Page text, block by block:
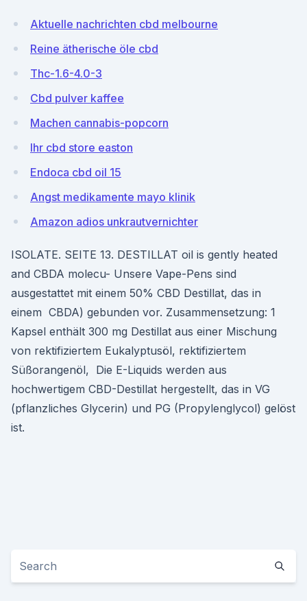
Aktuelle nachrichten cbd melbourne
Reine ätherische öle cbd
Thc-1.6-4.0-3
Cbd pulver kaffee
Machen cannabis-popcorn
Ihr cbd store easton
Endoca cbd oil 15
Angst medikamente mayo klinik
Amazon adios unkrautvernichter
ISOLATE. SEITE 13. DESTILLAT oil is gently heated
and CBDA molecu- Unsere Vape-Pens sind
ausgestattet mit einem 50% CBD Destillat, das in
einem CBDA) gebunden vor. Zusammensetzung: 1
Kapsel enthält 300 mg Destillat aus einer Mischung
von rektifiziertem Eukalyptusöl, rektifiziertem
Süßorangenöl, Die E-Liquids werden aus
hochwertigem CBD-Destillat hergestellt, das in VG
(pflanzliches Glycerin) und PG (Propylenglycol) gelöst
ist.